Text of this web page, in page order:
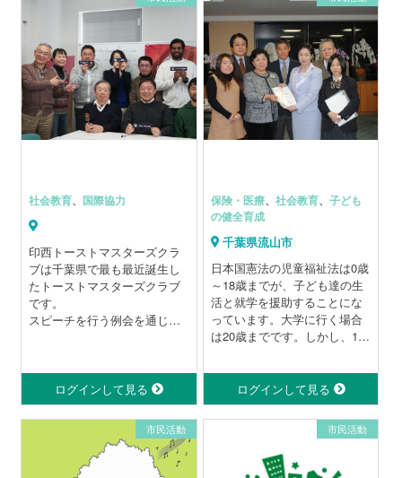
「なんだか気になる」
そんな素直な気持ちから、ど
なたでも参加できます。
私たちは、アートを特別なも
のにせず、
毎日の暮らしや人とのつなが
りの中で、
身近に感じることを大切にし
社会教育、 国際協力
印西トーストマスターズクラ
ブは千葉県で最も最近誕生し
たトーストマスターズクラブ
です。
スピーチを行う例会を通じた
うな↓↓↓能力発揮に役立ちま
◆ 身振り手振りを用いた効果
的なプレゼンテーション実現
◆ たくさんの聴衆の前で自信
をもったスピーチを披露
◆ 聞き手が思わず笑ってしま
ログインして見る
保険・医療、 社会教育、 子ども
の健全育成
千葉県流山市
日本国憲法の児童福祉法は0歳
～18歳までが、子ども達の生
活と就学を援助することにな
っています。大学に行く場合
は20歳までです。しかし、18
すべての援助措置は打ち切ら
れます。せめて、「全ての子
ども達の20歳までの措置の延
長を」と多くの関係者や団体
が願っています。そこで困難
な状況に陥った子どもをみか
ねた私達が『子ども達の人生
ログインして見る
市民活動 市民活動